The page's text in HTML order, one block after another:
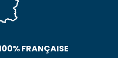
FRANÇAISE